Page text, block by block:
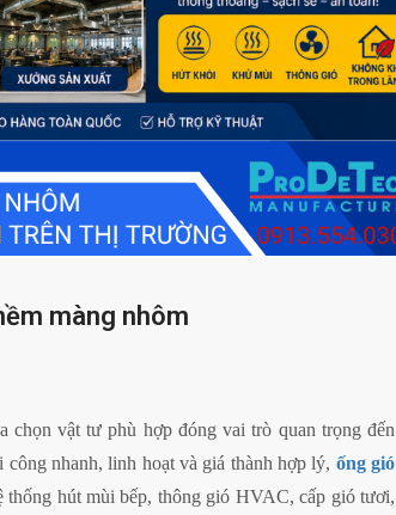
màng nhôm
chọn vật tư phù hợp đóng vai trò quan trọng đến
nhanh, linh hoạt và giá thành hợp lý, ống gió
hút mùi bếp, thông gió HVAC, cấp gió tươi,